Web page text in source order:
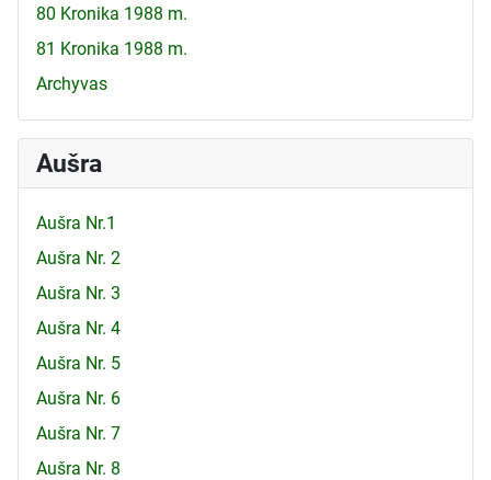
80 Kronika 1988 m.
81 Kronika 1988 m.
Archyvas
Aušra
Aušra Nr.1
Aušra Nr. 2
Aušra Nr. 3
Aušra Nr. 4
Aušra Nr. 5
Aušra Nr. 6
Aušra Nr. 7
Aušra Nr. 8